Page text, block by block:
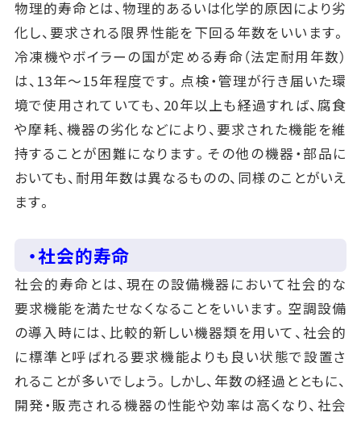
物理的寿命とは、物理的あるいは化学的原因により劣
化し、要求される限界性能を下回る年数をいいます。
冷凍機やボイラーの国が定める寿命（法定耐用年数）
は、13年～15年程度です。点検・管理が行き届いた環
境で使用されていても、20年以上も経過すれば、腐食
や摩耗、機器の劣化などにより、要求された機能を維
持することが困難になります。その他の機器・部品に
おいても、耐用年数は異なるものの、同様のことがいえ
ます。
・社会的寿命
社会的寿命とは、現在の設備機器において社会的な
要求機能を満たせなくなることをいいます。空調設備
の導入時には、比較的新しい機器類を用いて、社会的
に標準と呼ばれる要求機能よりも良い状態で設置さ
れることが多いでしょう。しかし、年数の経過とともに、
開発・販売される機器の性能や効率は高くなり、社会